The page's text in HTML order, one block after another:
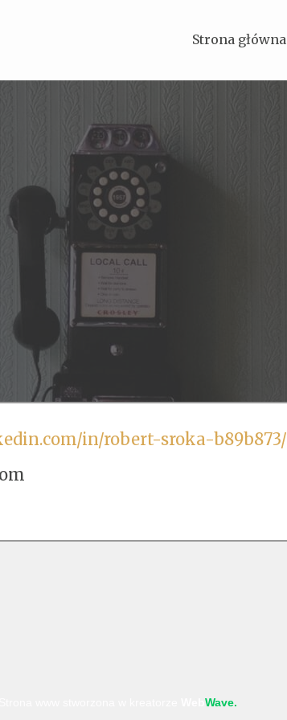
Strona główna
in/robert-sroka-b89b873/
Wave.